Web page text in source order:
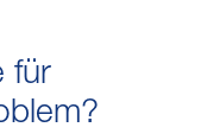
für